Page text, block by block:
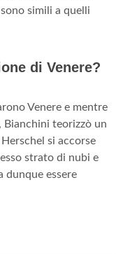
simili a quelli
di Venere?
Venere e mentre
teorizzò un
si accorse
strato di nubi e
dunque essere